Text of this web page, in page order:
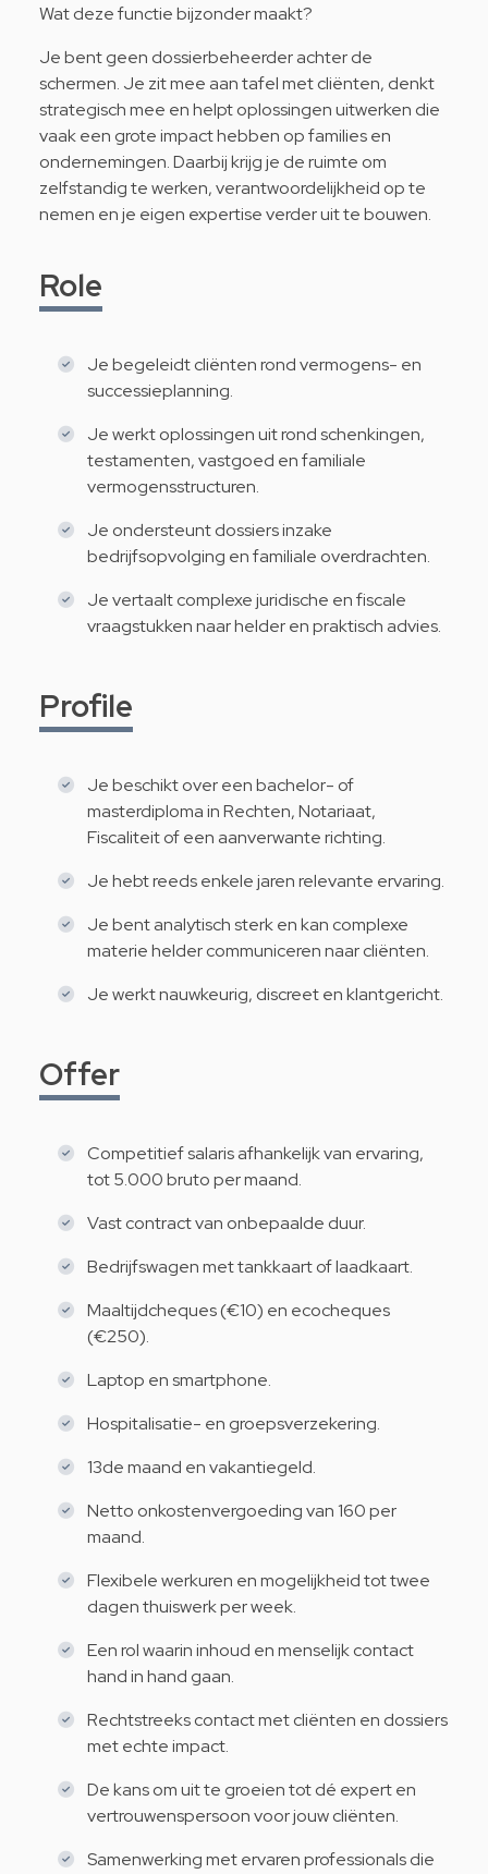
Wat deze functie bijzonder maakt?
Je bent geen dossierbeheerder achter de
schermen. Je zit mee aan tafel met cliënten, denkt
strategisch mee en helpt oplossingen uitwerken die
vaak een grote impact hebben op families en
ondernemingen. Daarbij krijg je de ruimte om
zelfstandig te werken, verantwoordelijkheid op te
nemen en je eigen expertise verder uit te bouwen.
Role
Je begeleidt cliënten rond vermogens- en
successieplanning.
Je werkt oplossingen uit rond schenkingen,
testamenten, vastgoed en familiale
vermogensstructuren.
Je ondersteunt dossiers inzake
bedrijfsopvolging en familiale overdrachten.
Je vertaalt complexe juridische en fiscale
vraagstukken naar helder en praktisch advies.
Profile
Je beschikt over een bachelor- of
masterdiploma in Rechten, Notariaat,
Fiscaliteit of een aanverwante richting.
Je hebt reeds enkele jaren relevante ervaring.
Je bent analytisch sterk en kan complexe
materie helder communiceren naar cliënten.
Je werkt nauwkeurig, discreet en klantgericht.
Offer
Competitief salaris afhankelijk van ervaring,
tot 5.000 bruto per maand.
Vast contract van onbepaalde duur.
Bedrijfswagen met tankkaart of laadkaart.
Maaltijdcheques (€10) en ecocheques
(€250).
Laptop en smartphone.
Hospitalisatie- en groepsverzekering.
13de maand en vakantiegeld.
Netto onkostenvergoeding van 160 per
maand.
Flexibele werkuren en mogelijkheid tot twee
dagen thuiswerk per week.
Een rol waarin inhoud en menselijk contact
hand in hand gaan.
Rechtstreeks contact met cliënten en dossiers
met echte impact.
De kans om uit te groeien tot dé expert en
vertrouwenspersoon voor jouw cliënten.
Samenwerking met ervaren professionals die